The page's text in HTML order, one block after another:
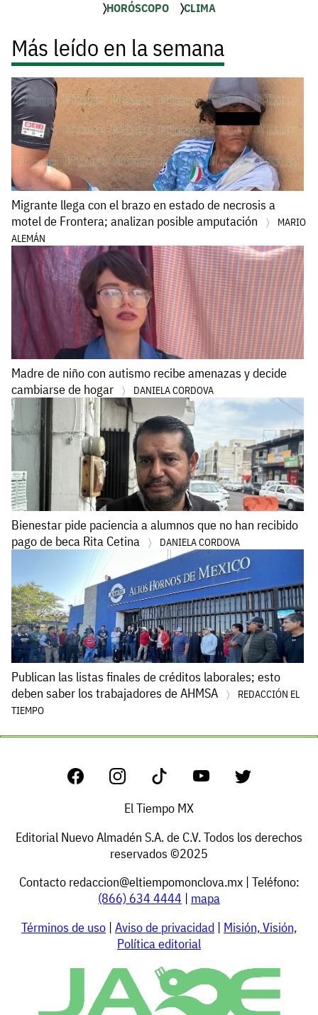
HORÓSCOPO CLIMA
Más leído en la semana
Migrante llega con el brazo en estado de necrosis a
motel de Frontera; analizan posible amputación
MARIO
ALEMÁN
Madre de niño con autismo recibe amenazas y decide
cambiarse de hogar
DANIELA CORDOVA
Bienestar pide paciencia a alumnos que no han recibido
pago de beca Rita Cetina
DANIELA CORDOVA
Publican las listas finales de créditos laborales; esto
deben saber los trabajadores de AHMSA
REDACCIÓN EL
TIEMPO
El Tiempo MX
Editorial Nuevo Almadén S.A. de C.V. Todos los derechos
reservados ©2025
Contacto redaccion@eltiempomonclova.mx| Teléfono:
(866) 634 4444 | mapa
Términos de uso | Aviso de privacidad | Misión, Visión,
Política editorial